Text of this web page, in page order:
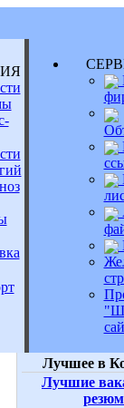
Лучшее в
Лучшие